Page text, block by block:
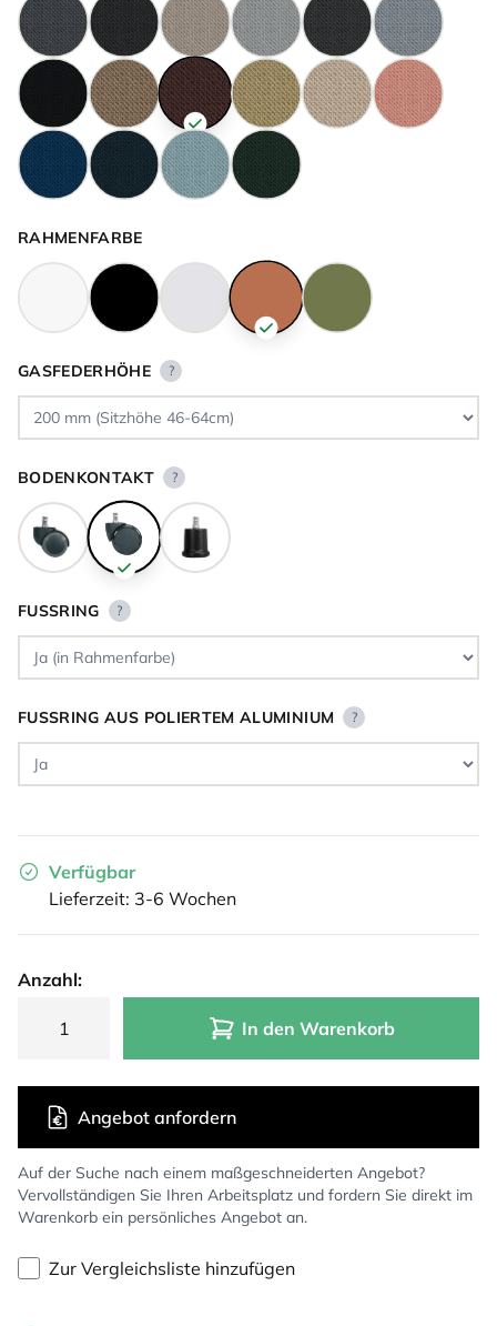
RAHMENFARBE
GASFEDERHÖHE ?
BODENKONTAKT ?
FUSSRING ?
FUSSRING AUS POLIERTEM ALUMINIUM ?
Verfügbar
Lieferzeit: 3-6 Wochen
Anzahl:
In den Warenkorb
Auf der Suche nach einem maßgeschneiderten Angebot?
Vervollständigen Sie Ihren Arbeitsplatz und fordern Sie direkt im
Warenkorb ein persönliches Angebot an.
Angebot anfordern
Zur Vergleichsliste hinzufügen